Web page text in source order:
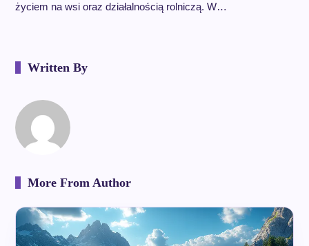
życiem na wsi oraz działalnością rolniczą. W…
Written By
More From Author